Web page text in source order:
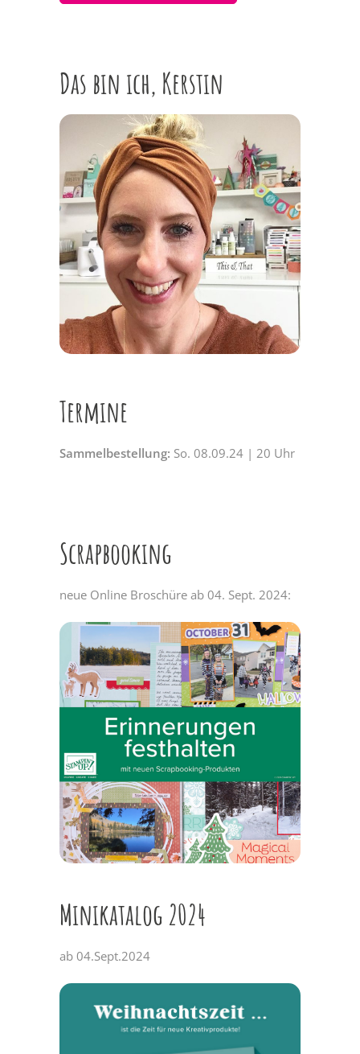
Das bin ich, Kerstin
Termine
Sammelbestellung: So. 08.09.24 | 20 Uhr
Scrapbooking
neue Online Broschüre ab 04. Sept. 2024:
Minikatalog 2024
ab 04.Sept.2024